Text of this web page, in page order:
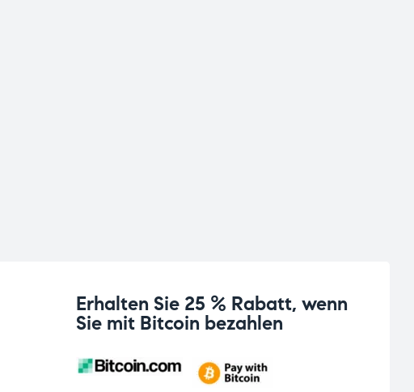
Erhalten Sie 25 % Rabatt, wenn
Sie mit Bitcoin bezahlen